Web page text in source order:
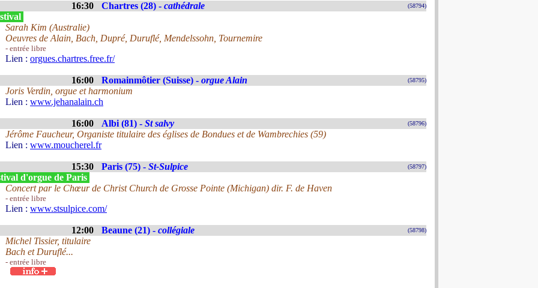
16:30 Chartres (28) - cathédrale (58794)
Sarah Kim (Australie)
Oeuvres de Alain, Bach, Dupré, Duruflé, Mendelssohn, Tournemire
- entrée libre
Lien : orgues.chartres.free.fr/
16:00 Romainmôtier (Suisse) - orgue Alain (58795)
Joris Verdin, orgue et harmonium
Lien : www.jehanalain.ch
16:00 Albi (81) - St salvy (58796)
Jérôme Faucheur, Organiste titulaire des églises de Bondues et de Wambrechies (59)
Lien : www.moucherel.fr
15:30 Paris (75) - St-Sulpice (58797)
d'orgue de Paris
Concert par le Chœur de Christ Church de Grosse Pointe (Michigan) dir. F. de Haven
- entrée libre
Lien : www.stsulpice.com/
12:00 Beaune (21) - collégiale (58798)
Michel Tissier, titulaire
Bach et Duruflé...
- entrée libre